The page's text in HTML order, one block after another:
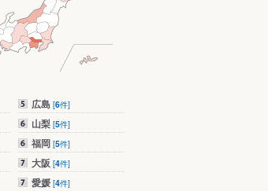
広島 [6件]
山梨 [5件]
福岡 [5件]
大阪 [4件]
愛媛 [4件]